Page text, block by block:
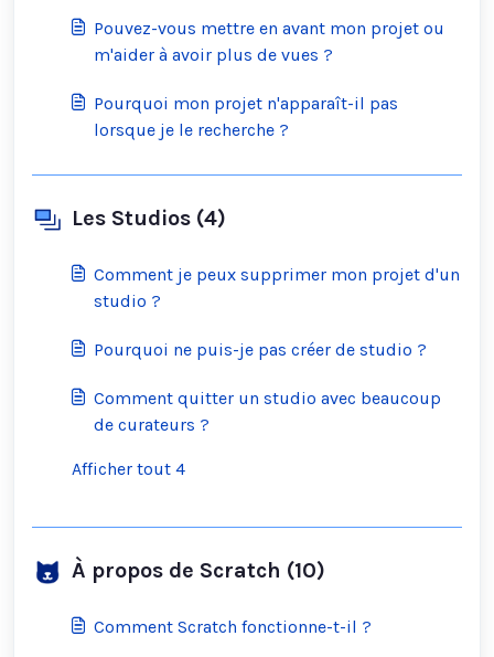
Pouvez-vous mettre en avant mon projet ou
m'aider à avoir plus de vues ?
Pourquoi mon projet n'apparaît-il pas
lorsque je le recherche ?
Les Studios (4)
Comment je peux supprimer mon projet d'un
studio ?
Pourquoi ne puis-je pas créer de studio ?
Comment quitter un studio avec beaucoup
de curateurs ?
Afficher tout 4
À propos de Scratch (10)
Comment Scratch fonctionne-t-il ?